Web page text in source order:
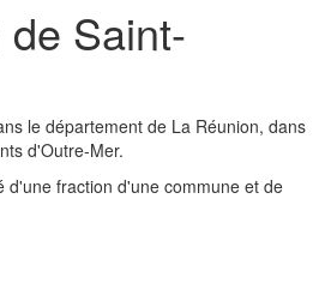
Saint-
le département de La Réunion, dans
d'Outre-Mer.
d'une fraction d'une commune et de